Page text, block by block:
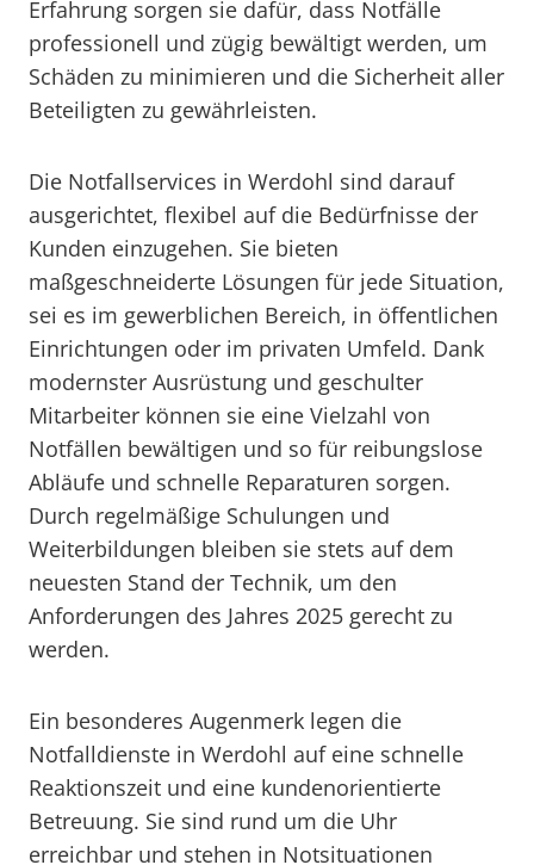
Erfahrung sorgen sie dafür, dass Notfälle
professionell und zügig bewältigt werden, um
Schäden zu minimieren und die Sicherheit aller
Beteiligten zu gewährleisten.
Die Notfallservices in Werdohl sind darauf
ausgerichtet, flexibel auf die Bedürfnisse der
Kunden einzugehen. Sie bieten
maßgeschneiderte Lösungen für jede Situation,
sei es im gewerblichen Bereich, in öffentlichen
Einrichtungen oder im privaten Umfeld. Dank
modernster Ausrüstung und geschulter
Mitarbeiter können sie eine Vielzahl von
Notfällen bewältigen und so für reibungslose
Abläufe und schnelle Reparaturen sorgen.
Durch regelmäßige Schulungen und
Weiterbildungen bleiben sie stets auf dem
neuesten Stand der Technik, um den
Anforderungen des Jahres 2025 gerecht zu
werden.
Ein besonderes Augenmerk legen die
Notfalldienste in Werdohl auf eine schnelle
Reaktionszeit und eine kundenorientierte
Betreuung. Sie sind rund um die Uhr
erreichbar und stehen in Notsituationen